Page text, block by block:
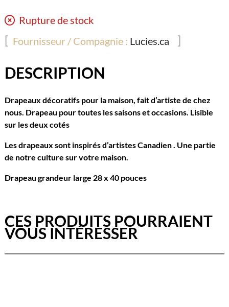
Rupture de stock
Fournisseur / Compagnie : Lucies.ca
DESCRIPTION
Drapeaux décoratifs pour la maison, fait d’artiste de chez
nous. Drapeau pour toutes les saisons et occasions. Lisible
sur les deux cotés
Les drapeaux sont inspirés d’artistes Canadien . Une partie
de notre culture sur votre maison.
Drapeau grandeur large 28 x 40 pouces
CES PRODUITS POURRAIENT
VOUS INTÉRESSER